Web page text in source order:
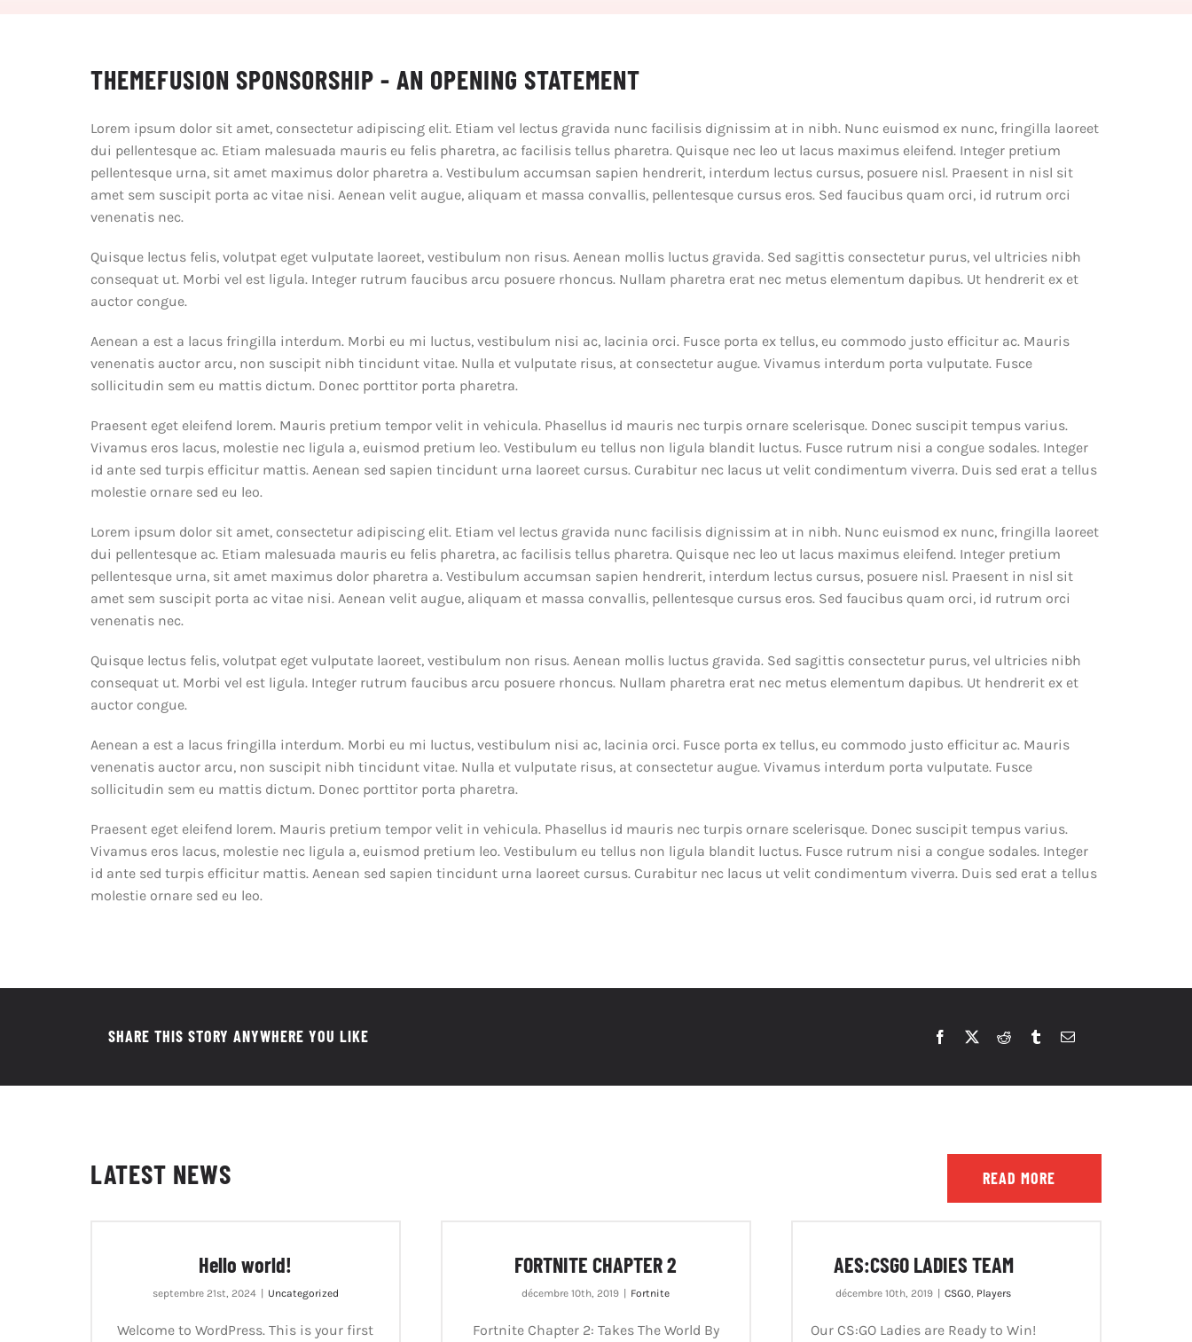
THEMEFUSION SPONSORSHIP - AN OPENING STATEMENT
Lorem ipsum dolor sit amet, consectetur adipiscing elit. Etiam vel lectus gravida nunc facilisis dignissim at in nibh. Nunc euismod ex nunc, fringilla laoreet
dui pellentesque ac. Etiam malesuada mauris eu felis pharetra, ac facilisis tellus pharetra. Quisque nec leo ut lacus maximus eleifend. Integer pretium
pellentesque urna, sit amet maximus dolor pharetra a. Vestibulum accumsan sapien hendrerit, interdum lectus cursus, posuere nisl. Praesent in nisl sit
amet sem suscipit porta ac vitae nisi. Aenean velit augue, aliquam et massa convallis, pellentesque cursus eros. Sed faucibus quam orci, id rutrum orci
venenatis nec.
Quisque lectus felis, volutpat eget vulputate laoreet, vestibulum non risus. Aenean mollis luctus gravida. Sed sagittis consectetur purus, vel ultricies nibh
consequat ut. Morbi vel est ligula. Integer rutrum faucibus arcu posuere rhoncus. Nullam pharetra erat nec metus elementum dapibus. Ut hendrerit ex et
auctor congue.
Aenean a est a lacus fringilla interdum. Morbi eu mi luctus, vestibulum nisi ac, lacinia orci. Fusce porta ex tellus, eu commodo justo efficitur ac. Mauris
venenatis auctor arcu, non suscipit nibh tincidunt vitae. Nulla et vulputate risus, at consectetur augue. Vivamus interdum porta vulputate. Fusce
sollicitudin sem eu mattis dictum. Donec porttitor porta pharetra.
Praesent eget eleifend lorem. Mauris pretium tempor velit in vehicula. Phasellus id mauris nec turpis ornare scelerisque. Donec suscipit tempus varius.
Vivamus eros lacus, molestie nec ligula a, euismod pretium leo. Vestibulum eu tellus non ligula blandit luctus. Fusce rutrum nisi a congue sodales. Integer
id ante sed turpis efficitur mattis. Aenean sed sapien tincidunt urna laoreet cursus. Curabitur nec lacus ut velit condimentum viverra. Duis sed erat a tellus
molestie ornare sed eu leo.
Lorem ipsum dolor sit amet, consectetur adipiscing elit. Etiam vel lectus gravida nunc facilisis dignissim at in nibh. Nunc euismod ex nunc, fringilla laoreet
dui pellentesque ac. Etiam malesuada mauris eu felis pharetra, ac facilisis tellus pharetra. Quisque nec leo ut lacus maximus eleifend. Integer pretium
pellentesque urna, sit amet maximus dolor pharetra a. Vestibulum accumsan sapien hendrerit, interdum lectus cursus, posuere nisl. Praesent in nisl sit
amet sem suscipit porta ac vitae nisi. Aenean velit augue, aliquam et massa convallis, pellentesque cursus eros. Sed faucibus quam orci, id rutrum orci
venenatis nec.
Quisque lectus felis, volutpat eget vulputate laoreet, vestibulum non risus. Aenean mollis luctus gravida. Sed sagittis consectetur purus, vel ultricies nibh
consequat ut. Morbi vel est ligula. Integer rutrum faucibus arcu posuere rhoncus. Nullam pharetra erat nec metus elementum dapibus. Ut hendrerit ex et
auctor congue.
Aenean a est a lacus fringilla interdum. Morbi eu mi luctus, vestibulum nisi ac, lacinia orci. Fusce porta ex tellus, eu commodo justo efficitur ac. Mauris
venenatis auctor arcu, non suscipit nibh tincidunt vitae. Nulla et vulputate risus, at consectetur augue. Vivamus interdum porta vulputate. Fusce
sollicitudin sem eu mattis dictum. Donec porttitor porta pharetra.
Praesent eget eleifend lorem. Mauris pretium tempor velit in vehicula. Phasellus id mauris nec turpis ornare scelerisque. Donec suscipit tempus varius.
Vivamus eros lacus, molestie nec ligula a, euismod pretium leo. Vestibulum eu tellus non ligula blandit luctus. Fusce rutrum nisi a congue sodales. Integer
id ante sed turpis efficitur mattis. Aenean sed sapien tincidunt urna laoreet cursus. Curabitur nec lacus ut velit condimentum viverra. Duis sed erat a tellus
molestie ornare sed eu leo.
SHARE THIS STORY ANYWHERE YOU LIKE
LATEST NEWS READ MORE
Hello world!
septembre 21st, 2024 | Uncategorized
Welcome to WordPress. This is your first
FORTNITE CHAPTER 2
décembre 10th, 2019 | Fortnite
Fortnite Chapter 2: Takes The World By
AES:CSGO LADIES TEAM
décembre 10th, 2019 | CSGO Players
Our CS:GO Ladies are Ready to Win!